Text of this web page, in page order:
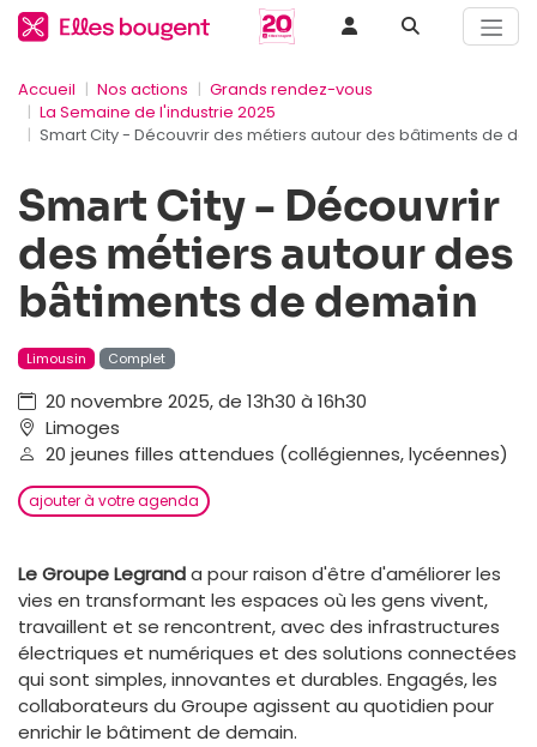
Accueil Nos actions
Grands rendez-vous
La Semaine de l'industrie 2025
Smart City - Découvrir des métiers autour des bâtiments de
Smart City - Découvrir
des métiers autour des
bâtiments de demain
Limousin Complet
20 novembre 2025, de 13h30 à 16h30
Limoges
20 jeunes filles attendues (collégiennes, lycéennes)
ajouter à votre agenda
Le Groupe Legranda pour raison d'être d'améliorer les
vies en transformant les espaces où les gens vivent,
travaillent et se rencontrent, avec des infrastructures
électriques et numériques et des solutions connectées
qui sont simples, innovantes et durables. Engagés, les
collaborateurs du Groupe agissent au quotidien pour
enrichir le bâtiment de demain.